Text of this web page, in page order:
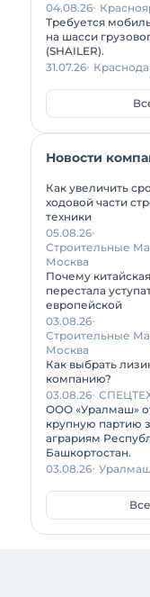
04.08.26
Требуется
на шасси
(SHAILER).
31.07.26
Новости
Как увеличить
ходовой части
техники
05.08.26
Строительные
Москва
Почему
перестала
европейской
03.08.26
Строительные
Москва
Как выбрать
компанию?
03.08.26
ООО «Уралмаш»
крупную партию
аграриям
Башкортостан.
03.08.26 Уралмаш